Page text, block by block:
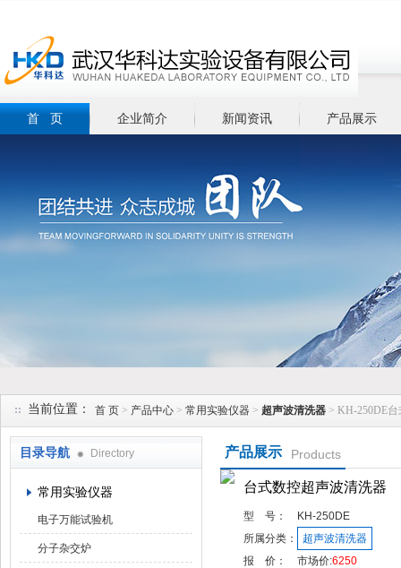
首 页 企业简介 新闻资讯 产品展示
当前位置： 首 页 > 产品中心 > 常用实验仪器 > 超声波清洗器 > KH-250DE
目录导航 Directory
常用实验仪器
电子万能试验机
分子杂交炉
产品展示 Products
台式数控超声波清洗器
型 号：
KH-250DE
所属分类：
超声波清洗器
报 价：
市场价:6250